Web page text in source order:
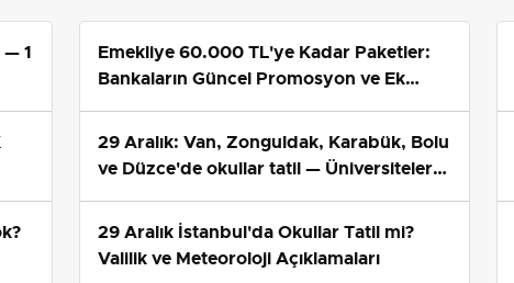
— 1
Emekliye 60.000 TL'ye Kadar Paketler:
Bankaların Güncel Promosyon ve Ek
29 Aralık: Van, Zonguldak, Karabük, Bolu
ve Düzce'de okullar tatil — Üniversiteler
29 Aralık İstanbul'da Okullar Tatil mi?
Valilik ve Meteoroloji Açıklamaları